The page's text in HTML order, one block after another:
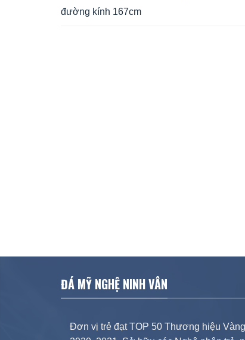
đường kính 167cm
ĐÁ MỸ NGHỆ NINH VÂN
Đơn vị trẻ đạt TOP 50 Thương hiệu